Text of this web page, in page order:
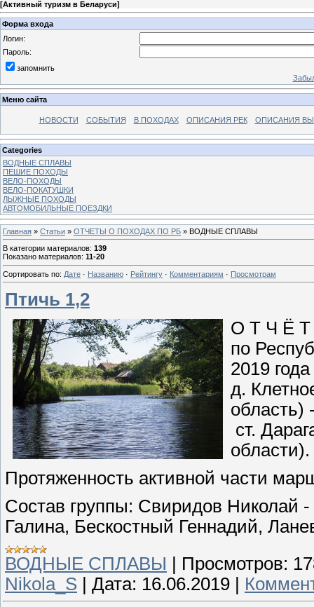
[Активный туризм в Беларуси]
Форма входа
Логин:
Пароль:
запомнить
Меню сайта
НОВОСТИ СОБЫТИЯ В ПОХОДАХ ОПИСАНИЯ РЕК ОПИСАНИЯ
Categories
ВОДНЫЕ СПЛАВЫ
ПЕШИЕ ПОХОДЫ
ВЕЛО-ПОХОДЫ
ВЕЛО-ПОКАТУШКИ
ЛЫЖНЫЕ ПОХОДЫ
АВТОМОБИЛЬНЫЕ ПОЕЗДКИ
Главная » Статьи » ОТЧЕТЫ О ПОХОДАХ ПО РБ » ВОДНЫЕ СПЛАВЫ
В категории материалов: 139
Показано материалов: 11-20
Сортировать по: Дате · Названию · Рейтингу · Комментариям · Просмотрам
Птичь 1,2
О Т Ч Ё Т
по
2019
д.
область)
ст.
области).
Протяженность активной части
Состав группы: Свиридов Николай
Галина, Бескостный Геннадий,
ВОДНЫЕ СПЛАВЫ
Просмотров:
Nikola_S
Дата: 16.06.2019